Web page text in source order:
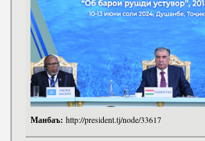
Манбаъ: http://president.tj/node/33617